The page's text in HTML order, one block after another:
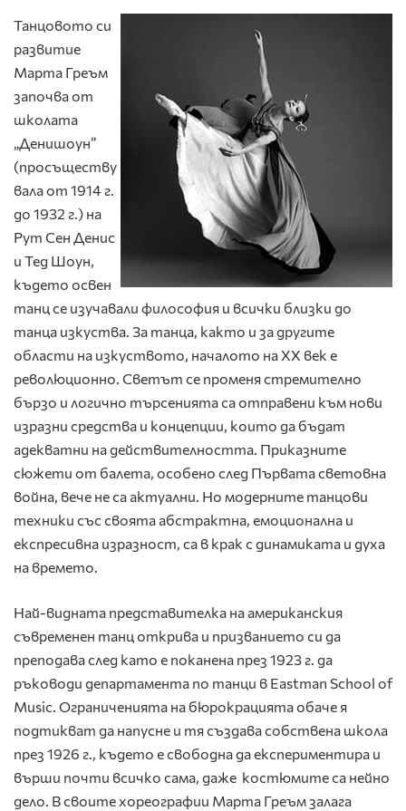
Танцовото си
развитие
Марта Греъм
започва от
школата
„Денишоун”
(просъществу
вала от 1914 г.
до 1932 г.) на
Рут Сен Денис
и Тед Шоун,
където освен
танц се изучавали философия и всички близки до
танца изкуства. За танца, както и за другите
области на изкуството, началото на ХХ век е
революционно. Светът се променя стремително
бързо и логично търсенията са отправени към нови
изразни средства и концепции, които да бъдат
адекватни на действителността. Приказните
сюжети от балета, особено след Първата световна
война, вече не са актуални. Но модерните танцови
техники със своята абстрактна, емоционална и
експресивна изразност, са в крак с динамиката и духа
на времето.
Най-видната представителка на американския
съвременен танц открива и призванието си да
преподава след като е поканена през 1923 г. да
ръководи департамента по танци в Eastman School of
Music. Ограниченията на бюрокрацията обаче я
подтикват да напусне и тя създава собствена школа
през 1926 г., където е свободна да експериментира и
върши почти всичко сама, даже костюмите са нейно
дело. В своите хореографии Марта Греъм залага